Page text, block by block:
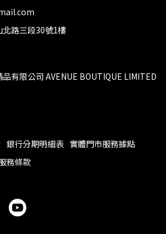
路三段30號1樓
有限公司 AVENUE BOUTIQUE LIMITED
銀行分期明細表 實體門市服務據點
務條款